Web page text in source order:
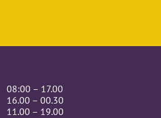
08:00 – 17.00
16.00 – 00.30
11.00 – 19.00